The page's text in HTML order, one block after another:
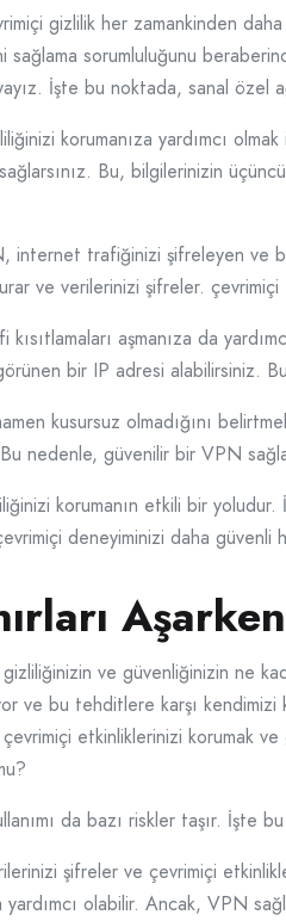
gizlilik her zamankinden
sağlama sorumluluğunu
İşte bu noktada, sanal özel
korumanıza yardımcı
Bu, bilgilerinizin
internet trafiğinizi şifreleyen ve
ve verilerinizi şifreler.
kısıtlamaları aşmanıza da
bir IP adresi alabilirsiniz.
kusursuz olmadığını
nedenle, güvenilir bir VPN
korumanın etkili bir
deneyiminizi daha güvenli
ve güvenliğinizin ne
ve bu tehditlere karşı
etkinliklerinizi korumak
da bazı riskler taşır. İşte
şifreler ve çevrimiçi
yardımcı olabilir. Ancak, VPN